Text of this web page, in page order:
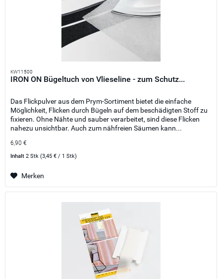
KW11500
IRON ON Bügeltuch von Vlieseline - zum Schutz...
Das Flickpulver aus dem Prym-Sortiment bietet die einfache
Möglichkeit, Flicken durch Bügeln auf dem beschädigten Stoff zu
fixieren. Ohne Nähte und sauber verarbeitet, sind diese Flicken
nahezu unsichtbar. Auch zum nähfreien Säumen kann...
6,90 €
Inhalt2 Stk(3,45 € / 1 Stk)
Merken